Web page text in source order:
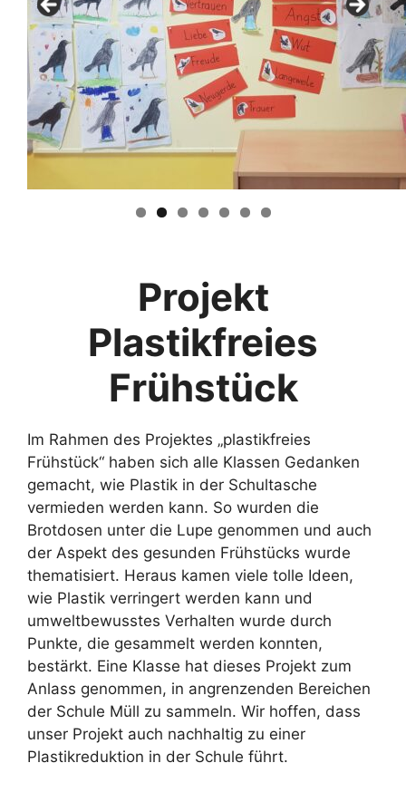
Projekt
Plastikfreies
Frühstück
Im Rahmen des Projektes „plastikfreies
Frühstück“ haben sich alle Klassen Gedanken
gemacht, wie Plastik in der Schultasche
vermieden werden kann. So wurden die
Brotdosen unter die Lupe genommen und auch
der Aspekt des gesunden Frühstücks wurde
thematisiert. Heraus kamen viele tolle Ideen,
wie Plastik verringert werden kann und
umweltbewusstes Verhalten wurde durch
Punkte, die gesammelt werden konnten,
bestärkt. Eine Klasse hat dieses Projekt zum
Anlass genommen, in angrenzenden Bereichen
der Schule Müll zu sammeln. Wir hoffen, dass
unser Projekt auch nachhaltig zu einer
Plastikreduktion in der Schule führt.